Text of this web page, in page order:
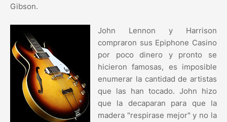
Gibson.
John Lennon y Harrison
compraron sus Epiphone Casino
por poco dinero y pronto se
hicieron famosas, es imposible
enumerar la cantidad de artistas
que las han tocado. John hizo
que la decaparan para que la
madera "respirase mejor" y no la